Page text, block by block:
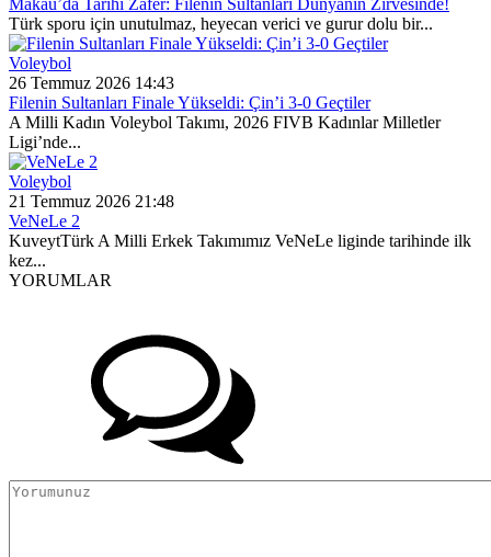
Makau’da Tarihi Zafer: Filenin Sultanları Dünyanın Zirvesinde!
Türk sporu için unutulmaz, heyecan verici ve gurur dolu bir...
Voleybol
26 Temmuz 2026 14:43
Filenin Sultanları Finale Yükseldi: Çin’i 3-0 Geçtiler
A Milli Kadın Voleybol Takımı, 2026 FIVB Kadınlar Milletler
Ligi’nde...
Voleybol
21 Temmuz 2026 21:48
VeNeLe 2
KuveytTürk A Milli Erkek Takımımız VeNeLe liginde tarihinde ilk
kez...
YORUMLAR